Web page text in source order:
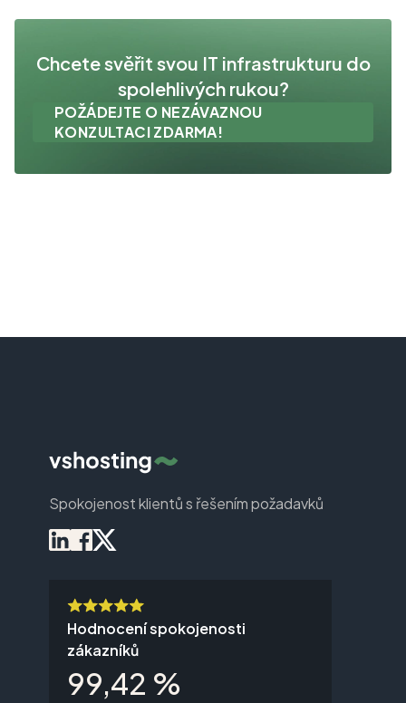
Chcete svěřit svou IT infrastrukturu do
spolehlivých rukou?
POŽÁDEJTE O NEZÁVAZNOU
KONZULTACI ZDARMA!
Spokojenost klientů s řešením požadavků
Hodnocení spokojenosti
zákazníků
99,42 %